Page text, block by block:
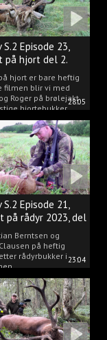
28:05
Episode 23,
på hjort del 2.
hjort er bare heftig
filmen blir vi med
Roger på brølejakt
hjortebukker.
23:04
Episode 21,
på rådyr 2023, del
Berntsen og
på heftig
rådyrbukker i